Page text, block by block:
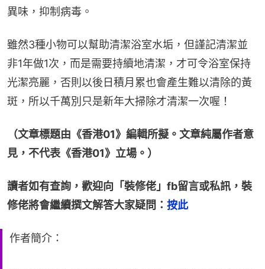
異味，抑制病毒。
雖然3種小物可以幫助清潔浴室水垢，但謹記清潔並
非1年做1次，而是需要持續地清潔，才可令浴室保持
光潔亮麗，否則以後日積月累也會產生難以清除的黃
斑，所以千萬別只是新年大掃除才清潔一次喔！
（文章標題由《香港01》編輯所擬。文章純屬作者意
見，不代表《香港01》立場。）
讀者如有查詢，歡迎向「裝修佬」fb留言或私訊，裝
修佬將會繼續撰文解答大家疑問： 按此
作者簡介：